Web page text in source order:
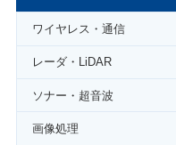
ワイヤレス・通信
レーダ・LiDAR
ソナー・超音波
画像処理